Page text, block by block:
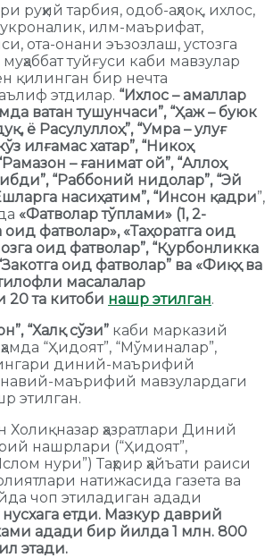
руҳий тарбия, одоб-аҳлоқ, ихлос,
илм-маърифат,
ота-онани эъзозлаш, устозга
муҳаббат туйғуси каби мавзулар
қилинган бир нечта
этдилар. “Ихлос – амаллар
ватан тушунчаси”, “Ҳаж – буюк
ё Расулуллоҳ”, “Умра – улуғ
илғамас хатар”, “Никоҳ
– ғанимат ой”, “Аллоҳ
“Раббоний нидолар”, “Эй
насиҳатим”, “Инсон қадри”,
«Фатволар тўплами» (1, 2-
оид фатволар», «Таҳоратга оид
оид фатволар”, “Қурбонликка
оид фатволар” ва «Фиқҳ ва
масалалар
20 та китоби нашр этилган.
“Халқ сўзи” каби марказий
“Ҳидоят”, “Мўминалар”,
диний-маърифий
маърифий мавзулардаги
этилган.
ҳазратлари Диний
нашрлари (“Ҳидоят”,
нури”) Таҳрир ҳайъати раиси
натижасида газета ва
чоп этиладиган адади
етди. Мазкур даврий
адади бир йилда 1 млн. 800
этади.